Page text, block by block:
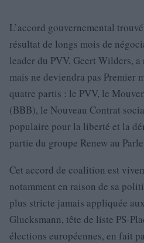
L’accord gouvernemental
résultat de longs mois de
leader du PVV, Geert Wilders,
mais ne deviendra pas Premier
quatre partis : le PVV, le
(BBB), le Nouveau Contrat
populaire pour la liberté et la
partie du groupe Renew au
Cet accord de coalition est
notamment en raison de sa
plus stricte jamais appliquée
Glucksmann, tête de liste PS-
élections européennes, en fait